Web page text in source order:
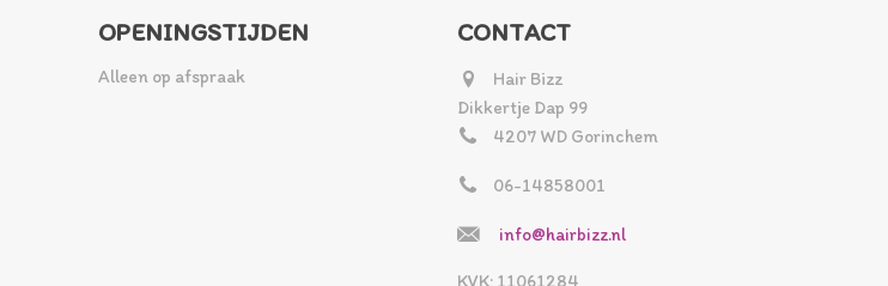
OPENINGSTIJDEN
Alleen op afspraak
CONTACT
Hair Bizz
Dikkertje Dap 99
4207 WD Gorinchem
06-14858001
info@hairbizz.nl
KVK: 11061284